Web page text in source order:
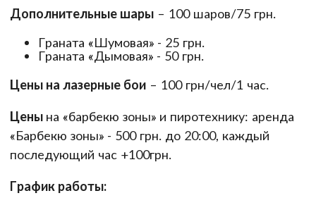
Дополнительные шары – 100 шаров/75 грн.
Граната «Шумовая» - 25 грн.
Граната «Дымовая» - 50 грн.
Цены на лазерные бои – 100 грн/чел/1 час.
Цены на «барбекю зоны» и пиротехнику: аренда
«Барбекю зоны» - 500 грн. до 20:00, каждый
последующий час +100грн.
График работы: